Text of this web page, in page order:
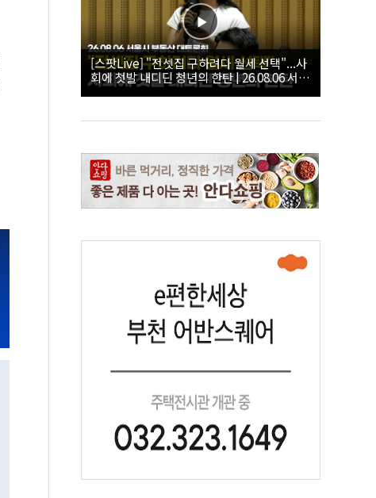
[스팟Live] "전셋집 구하려다 월세 선택"...사
회에 첫발 내디딘 청년의 한탄 | 26.08.06 서울
시 부동산 대토론회